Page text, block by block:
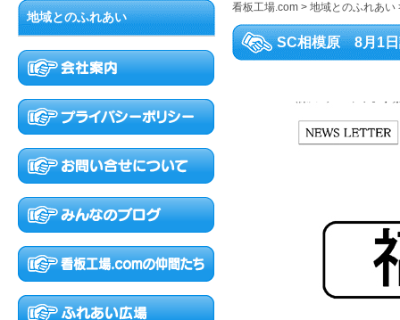
看板工場.com > 地域とのふれあい
SC相模原 8月1日
地域とのふれあい